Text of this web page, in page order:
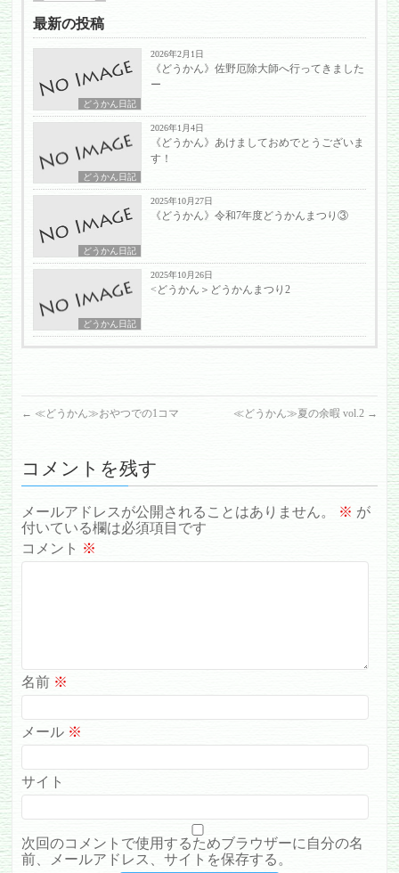
最新の投稿
どうかん日記
2026年2月1日
《どうかん》佐野厄除大師へ行ってきました
ー
どうかん日記
2026年1月4日
《どうかん》あけましておめでとうございま
す！
どうかん日記
2025年10月27日
《どうかん》令和7年度どうかんまつり③
どうかん日記
2025年10月26日
<どうかん＞どうかんまつり2
← ≪どうかん≫おやつでの1コマ ≪どうかん≫夏の余暇 vol.2 →
コメントを残す
メールアドレスが公開されることはありません。 ※ が
付いている欄は必須項目です
コメント ※
名前 ※
メール ※
サイト
次回のコメントで使用するためブラウザーに自分の名
前、メールアドレス、サイトを保存する。